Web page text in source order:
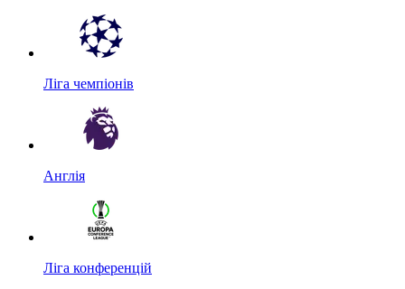
Ліга чемпіонів
Англія
Ліга конференцій